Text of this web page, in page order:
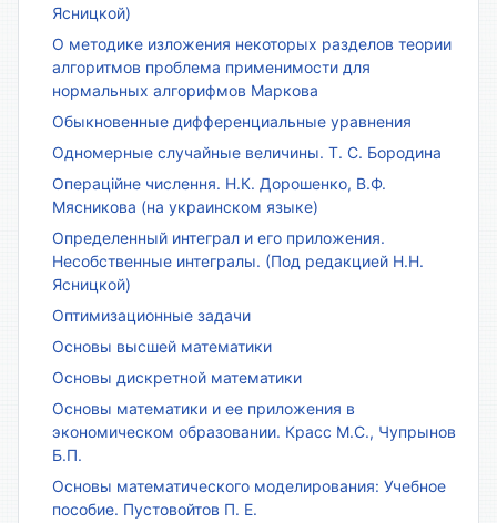
Ясницкой)
О методике изложения некоторых разделов теории
алгоритмов проблема применимости для
нормальных алгорифмов Маркова
Обыкновенные дифференциальные уравнения
Одномерные случайные величины. Т. С. Бородина
Операційне числення. Н.К. Дорошенко, В.Ф.
Мясникова (на украинском языке)
Определенный интеграл и его приложения.
Несобственные интегралы. (Под редакцией Н.Н.
Ясницкой)
Оптимизационные задачи
Основы высшей математики
Основы дискретной математики
Основы математики и ее приложения в
экономическом образовании. Красс М.С., Чупрынов
Б.П.
Основы математического моделирования: Учебное
пособие. Пустовойтов П. Е.